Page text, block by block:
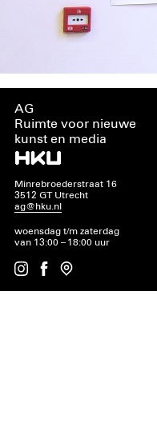
AG
Ruimte voor nieuwe
kunst en media
Minrebroederstraat 16
3512 GT Utrecht
ag@hku.nl
woensdag t/m zaterdag
van 13:00 – 18:00 uur